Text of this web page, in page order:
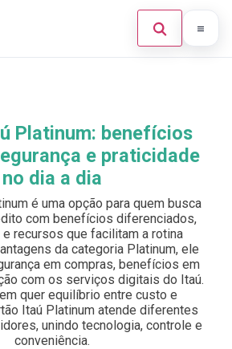
Abrir
buscar o ESC para cerrar.
Platinum: benefícios
e praticidade
no dia a dia
é uma opção para quem busca
com benefícios diferenciados,
recursos que facilitam a rotina
da categoria Platinum, ele
em compras, benefícios em
com os serviços digitais do Itaú.
quer equilíbrio entre custo e
Itaú Platinum atende diferentes
unindo tecnologia, controle e
conveniência.